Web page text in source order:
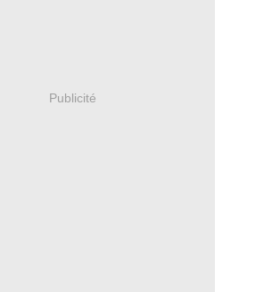
Publicité